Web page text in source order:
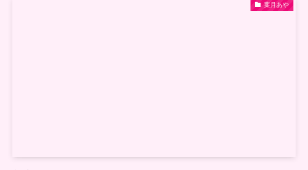
葉月あや